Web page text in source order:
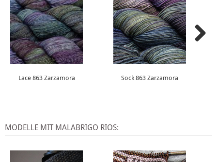
Lace 863 Zarzamora Sock 863 Zarzamora
MODELLE MIT MALABRIGO RIOS: